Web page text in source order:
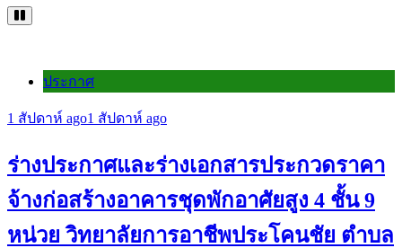
ประกาศ
1 สัปดาห์ ago1 สัปดาห์ ago
ร่างประกาศและร่างเอกสารประกวดราคา
จ้างก่อสร้างอาคารชุดพักอาศัยสูง 4 ชั้น 9
หน่วย วิทยาลัยการอาชีพประโคนชัย ตำบล